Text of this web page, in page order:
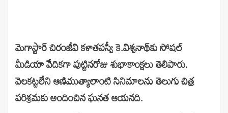
మెగాస్టార్‌ చిరంజీవి కళాతపస్వీ కె.విశ్వనాథ్‌కు సోషల్‌
మీడియా వేదికగా పుట్టినరోజు శుభాకాంక్షలు తెలిపారు.
వెలకట్టలేని ఆణిముత్యాలాంటి సినిమాలను తెలుగు చిత్ర
పరిశ్రమకు అందించిన ఘనత ఆయనది.